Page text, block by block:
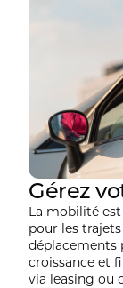
Gérez
La mobilité
pour les
déplacements
croissance et
via leasing ou